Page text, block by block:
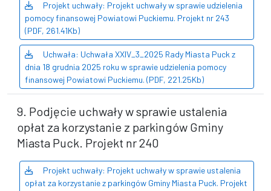
Projekt uchwały: Projekt uchwały w sprawie udzielenia
pomocy finansowej Powiatowi Puckiemu. Projekt nr 243
(PDF, 261.41Kb)
Uchwała: Uchwała XXIV_3_2025 Rady Miasta Puck z
dnia 18 grudnia 2025 roku w sprawie udzielenia pomocy
finansowej Powiatowi Puckiemu. (PDF, 221.25Kb)
9. Podjęcie uchwały w sprawie ustalenia
opłat za korzystanie z parkingów Gminy
Miasta Puck. Projekt nr 240
Projekt uchwały: Projekt uchwały w sprawie ustalenia
opłat za korzystanie z parkingów Gminy Miasta Puck. Projekt